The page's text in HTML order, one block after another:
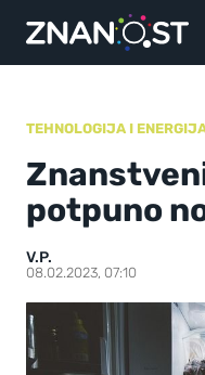
TEHNOLOGIJA I
potpuno
V.P.
08.02.2023, 07:10